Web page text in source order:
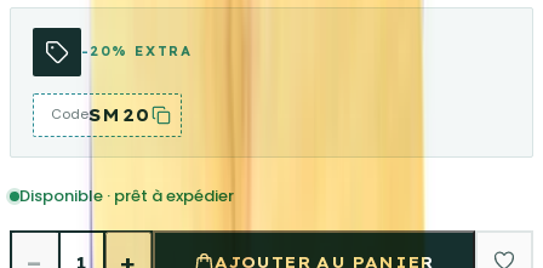
-20% EXTRA
CodeSM20
Disponible · prêt à expédier
− 1 + AJOUTER AU PANIER